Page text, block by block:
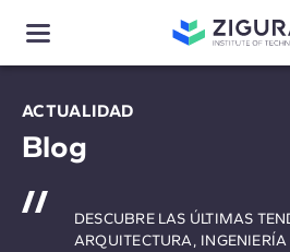
ACTUALIDAD
Blog
DESCUBRE LAS ÚLTIMAS
ARQUITECTURA,